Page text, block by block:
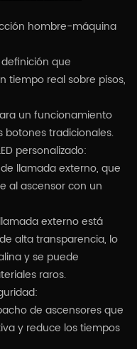
hombre-máquina
que
tiempo real sobre pisos,
un funcionamiento
botones tradicionales.
personalizado:
llamada externo, que
al ascensor con un
externo está
alta transparencia, lo
y se puede
raros.
de ascensores que
y reduce los tiempos